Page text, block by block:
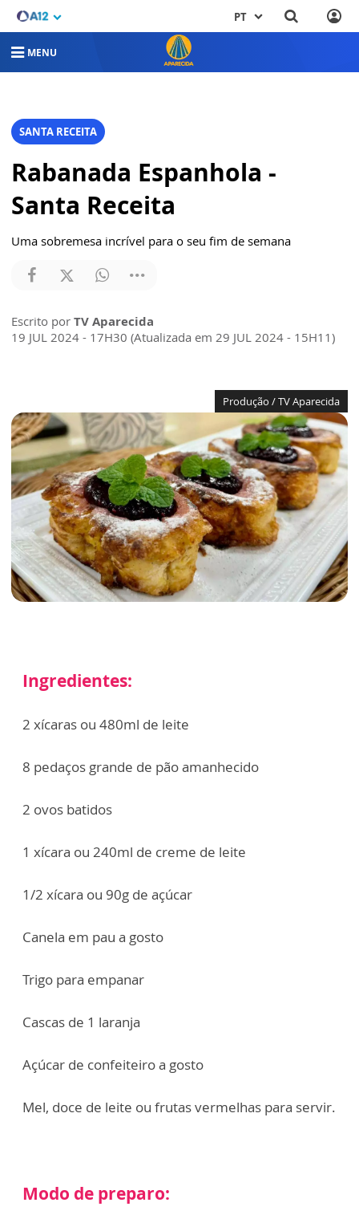
PT
MENU
SANTA RECEITA
Rabanada Espanhola -
Santa Receita
Uma sobremesa incrível para o seu fim de semana
Escrito por TV Aparecida
19 JUL 2024 - 17H30 (Atualizada em 29 JUL 2024 - 15H11)
Produção / TV Aparecida
Ingredientes:
2 xícaras ou 480ml de leite
8 pedaços grande de pão amanhecido
2 ovos batidos
1 xícara ou 240ml de creme de leite
1/2 xícara ou 90g de açúcar
Canela em pau a gosto
Trigo para empanar
Cascas de 1 laranja
Açúcar de confeiteiro a gosto
Mel, doce de leite ou frutas vermelhas para servir.
Modo de preparo: